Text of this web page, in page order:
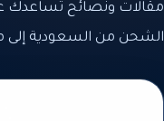
مقالات ونصائح
الشحن من السعودية إلى